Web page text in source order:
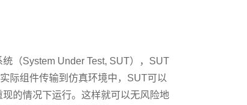
（System Under Test, SUT），SUT
际组件传输到仿真环境中，SUT可以
的情况下运行。这样就可以无风险地